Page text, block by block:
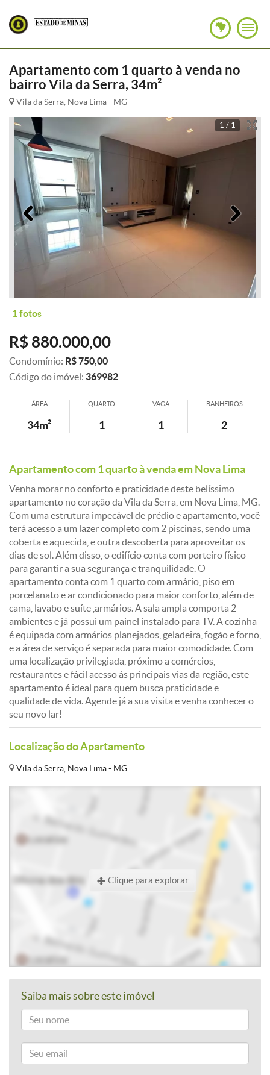
Apartamento com 1 quarto à venda no
bairro Vila da Serra, 34m²
Vila da Serra, Nova Lima - MG
1 / 1
Anterior
1 fotos
R$ 880.000,00
Condomínio: R$ 750,00
Código do imóvel: 369982
ÁREA
34m²
QUARTO
1
VAGA
1
BANHEIROS
2
Apartamento com 1 quarto à venda em Nova Lima
Venha morar no conforto e praticidade deste belíssimo
apartamento no coração da Vila da Serra, em Nova Lima, MG.
Com uma estrutura impecável de prédio e apartamento, você
terá acesso a um lazer completo com 2 piscinas, sendo uma
coberta e aquecida, e outra descoberta para aproveitar os
dias de sol. Além disso, o edifício conta com porteiro físico
para garantir a sua segurança e tranquilidade. O
apartamento conta com 1 quarto com armário, piso em
porcelanato e ar condicionado para maior conforto, além de
cama, lavabo e suíte ,armários. A sala ampla comporta 2
ambientes e já possui um painel instalado para TV. A cozinha
é equipada com armários planejados, geladeira, fogão e forno,
e a área de serviço é separada para maior comodidade. Com
uma localização privilegiada, próximo a comércios,
restaurantes e fácil acesso às principais vias da região, este
apartamento é ideal para quem busca praticidade e
qualidade de vida. Agende já a sua visita e venha conhecer o
seu novo lar!
Localização do Apartamento
Vila da Serra, Nova Lima - MG
Clique para explorar
Saiba mais sobre este imóvel